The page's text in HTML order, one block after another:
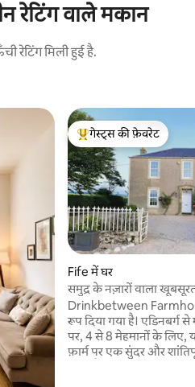
रेटिंग वाले मकान
रेटिंग मिली हुई है.
गेस्ट्स का टॉप फ़ेवरेट
गेस्ट्स की फ़ेवरेट
Fife में घर
समुद्र के नज़ारों वाला
फ़ाइफ़।
Drinkbetween
रूप दिया गया है। एडिनबर्ग
पर, 4 से 8 मेहमानों के लिए,
फ़ार्म पर एक सुंदर और